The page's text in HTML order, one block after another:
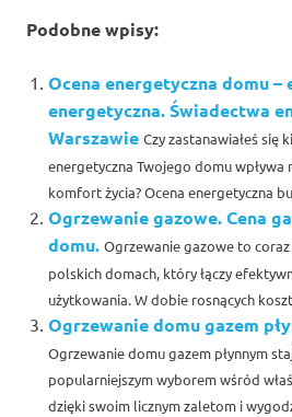
Podobne wpisy:
Ocena energetyczna domu
energetyczna. Świadectwa
Warszawie Czy zastanawiałeś się
energetyczna Twojego domu
komfort życia? Ocena energetyczna
Ogrzewanie gazowe. Cena
domu. Ogrzewanie gazowe to
polskich domach, który łączy
użytkowania. W dobie rosnących
Ogrzewanie domu gazem
Ogrzewanie domu gazem płynnym
popularniejszym wyborem wśród
dzięki swoim licznym zaletom i